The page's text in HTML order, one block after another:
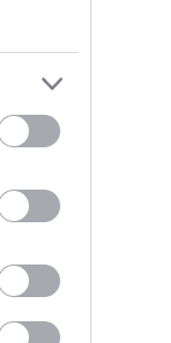
autó,
készítés
használt autó,
bérlés,